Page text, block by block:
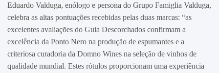
Eduardo Valduga, enólogo e persona do Grupo Famiglia Valduga,
celebra as altas pontuações recebidas pelas duas marcas: “as
excelentes avaliações do Guia Descorchados confirmam a
excelência da Ponto Nero na produção de espumantes e a
criteriosa curadoria da Domno Wines na seleção de vinhos de
qualidade mundial. Estes rótulos proporcionam uma experiência